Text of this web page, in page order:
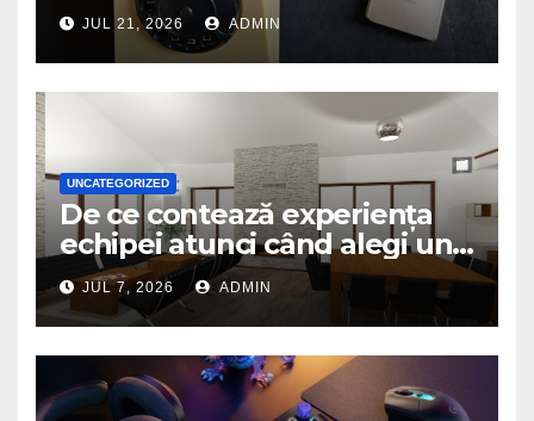
JUL 21, 2026 ADMIN
UNCATEGORIZED
De ce contează experiența
echipei atunci când alegi un
birou de arhitectură
JUL 7, 2026 ADMIN